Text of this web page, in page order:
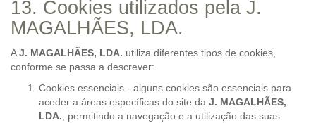
13. Cookies utilizados pela J.
MAGALHÃES, LDA.
AJ. MAGALHÃES, LDA. utiliza diferentes tipos de cookies,
conforme se passa a descrever:
Cookies essenciais - alguns cookies são essenciais para
aceder a áreas específicas do site da J. MAGALHÃES,
LDA., permitindo a navegação e a utilização das suas